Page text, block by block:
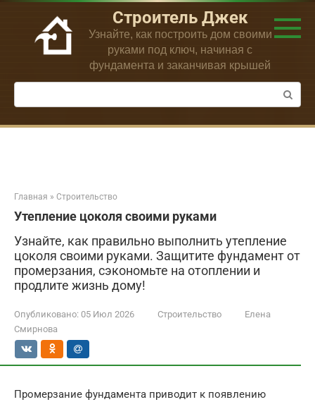
Перейти
контенту
Строитель Джек
Узнайте, как построить дом своими
руками под ключ, начиная с
фундамента и заканчивая крышей
Поиск:
Главная » Строительство
Утепление цоколя своими руками
Узнайте, как правильно выполнить утепление
цоколя своими руками. Защитите фундамент от
промерзания, сэкономьте на отоплении и
продлите жизнь дому!
Опубликовано: 05 Июл 2026 Строительство
Елена
Смирнова
Промерзание фундамента приводит к появлению